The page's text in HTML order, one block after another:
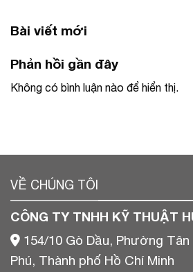
Bài viết mới
Phản hồi gần đây
Không có bình luận nào để hiển thị.
VỀ CHÚNG TÔI
CÔNG TY TNHH KỸ THUẬT
154/10 Gò Dầu, Phường Tân
Phú, Thành phố Hồ Chí Minh